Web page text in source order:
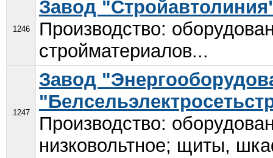
1246
Завод
Производство:
стройматериалов...
1247
Завод
Производство:
низковольтное; щиты,